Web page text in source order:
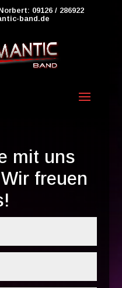
09126 / 286922
band.de
mit uns
freuen